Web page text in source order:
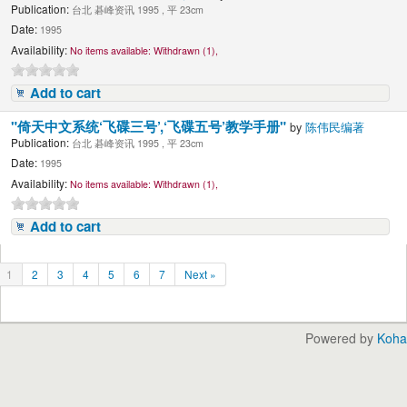
Publication: 台北 碁峰资讯 1995 , 平 23cm
Date: 1995
Availability: No items available: Withdrawn (1),
Add to cart
"倚天中文系统‘飞碟三号’,‘飞碟五号’教学手册"by陈伟民编著
Publication: 台北 碁峰资讯 1995 , 平 23cm
Date: 1995
Availability: No items available: Withdrawn (1),
Add to cart
1 2 3 4 5 6 7 Next »
Powered by Koha